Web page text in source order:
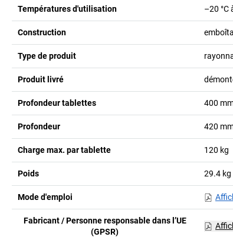
Températures d'utilisation –20 °C
Construction
Type de produit
Produit livré
Profondeur tablettes 400
Profondeur 420
Charge max. par tablette 120 kg
Poids 29.4 kg
Mode d'emploi
Fabricant / Personne responsable dans l’UE
(GPSR)